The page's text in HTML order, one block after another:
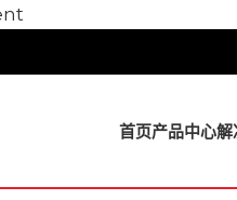
首页产品中心解